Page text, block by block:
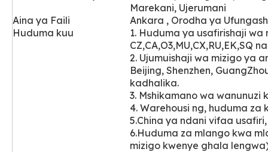
Marekani, Ujerumani
Aina ya Faili
Ankara , Orodha ya
Huduma kuu
1. Huduma ya usafirishaji
CZ,CA,O3,MU,CX,RU,EK,SQ
2. Ujumuishaji wa mizigo ya
Beijing, Shenzhen,
kadhalika.
3. Mshikamano wa wanunuzi
4. Warehousi ng, huduma za
5.China ya ndani vifaa
6.Huduma za mlango kwa
mizigo kwenye ghala